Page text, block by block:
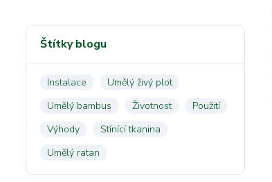
Štítky blogu
Instalace
Umělý živý plot
Umělý bambus
Životnost
Použití
Výhody
Stínící tkanina
Umělý ratan